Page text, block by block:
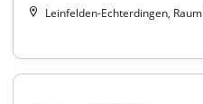
Leinfelden-Echterdingen, Raum